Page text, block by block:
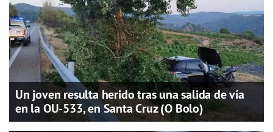
Un joven resulta herido tras una salida de vía
en la OU-533, en Santa Cruz (O Bolo)